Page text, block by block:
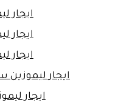
ايجار
ايجار
ايجار
ايجار ليموزين
ايجار